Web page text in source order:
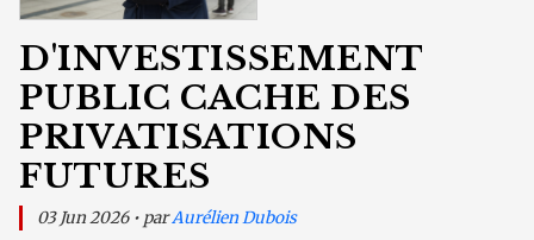
D'INVESTISSEMENT
PUBLIC CACHE DES
PRIVATISATIONS
FUTURES
03 Jun 2026 • parAurélien Dubois